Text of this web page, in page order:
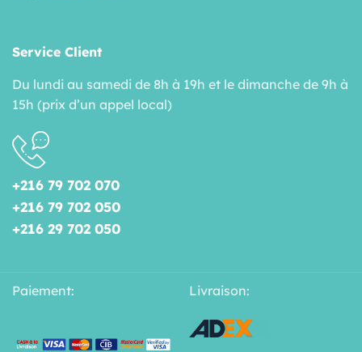
Service Client
Du lundi au samedi de 8h à 19h et le dimanche de 9h à
15h (prix d’un appel local)
+216 79 702 070
+216 79 702 050
+216 29 702 050
Paiement: Livraison: